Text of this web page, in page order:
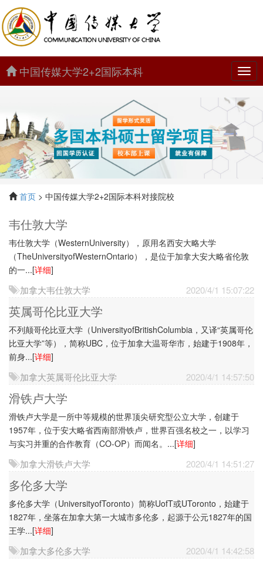
中
国
传
大
学
2+2
际
本
科
中国传媒大学2+2国际本科
首页 > 中国传媒大学2+2国际本科对接院校
韦仕敦大学
韦仕敦大学（WesternUniversity），原用名西安大略大学
（TheUniversityofWesternOntario），是位于加拿大安大略省伦敦
的一...[详细]
加拿大韦仕敦大学 2020/4/1 15:07:22
英属哥伦比亚大学
不列颠哥伦比亚大学（UniversityofBritishColumbia，又译“英属哥伦
比亚大学”等），简称UBC，位于加拿大温哥华市，始建于1908年，
前身...[详细]
加拿大英属哥伦比亚大学 2020/4/1 14:57:50
滑铁卢大学
滑铁卢大学是一所中等规模的世界顶尖研究型公立大学，创建于
1957年，位于安大略省西南部滑铁卢，世界百强名校之一，以学习
与实习并重的合作教育（CO-OP）而闻名。...[详细]
加拿大滑铁卢大学 2020/4/1 14:51:27
多伦多大学
多伦多大学（UniversityofToronto）简称UofT或UToronto，始建于
1827年，坐落在加拿大第一大城市多伦多，起源于公元1827年的国
王学...[详细]
加拿大多伦多大学 2020/4/1 14:42:58